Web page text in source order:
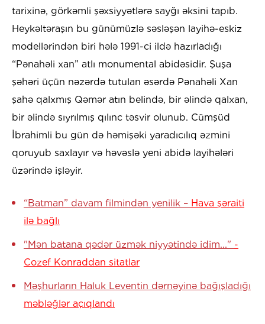
tarixinə, görkəmli şəxsiyyətlərə sayğı əksini tapıb.
Heykəltəraşın bu günümüzlə səsləşən layihə-eskiz
modellərindən biri hələ 1991-ci ildə hazırladığı
“Pənahəli xan” atlı monumental abidəsidir. Şuşa
şəhəri üçün nəzərdə tutulan əsərdə Pənahəli Xan
şahə qalxmış Qəmər atın belində, bir əlində qalxan,
bir əlində sıyrılmış qılınc təsvir olunub. Cümşüd
İbrahimli bu gün də həmişəki yaradıcılıq əzmini
qoruyub saxlayır və həvəslə yeni abidə layihələri
üzərində işləyir.
“Batman” davam filmindən yenilik – Hava şəraiti
ilə bağlı
"Mən batana qədər üzmək niyyətində idim..." -
Cozef Konraddan sitatlar
Məşhurların Haluk Leventin dərnəyinə bağışladığı
məbləğlər açıqlandı